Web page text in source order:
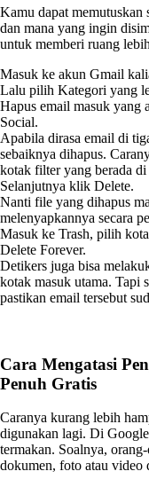
Kamu dapat
dan mana yang ingin
untuk memberi ruang
Masuk ke akun Gmail
Lalu pilih Kategori yang
Hapus email masuk yang
Social.
Apabila dirasa email di
sebaiknya dihapus.
kotak filter yang berada
Selanjutnya klik Delete.
Nanti file yang dihapus
melenyapkannya secara
Masuk ke Trash, pilih
Delete Forever.
Detikers juga bisa
kotak masuk utama. Tapi
pastikan email tersebut
Cara Mengatasi
Penuh Gratis
Caranya kurang lebih
digunakan lagi. Di
termakan. Soalnya,
dokumen, foto atau video